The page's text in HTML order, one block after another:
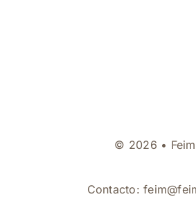
© 2026 • Feim
Contacto: